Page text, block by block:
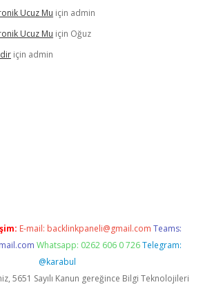
Ucuz Mu için admin
Ucuz Mu için Oğuz
için admin
E-mail: backlinkpaneli@gmail.com Teams:
Whatsapp: 0262 606 0 726 Telegram:
@karabul
5651 Sayılı Kanun gereğince Bilgi Teknolojileri